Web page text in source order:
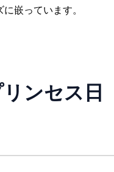
嵌っています。
ンセス日